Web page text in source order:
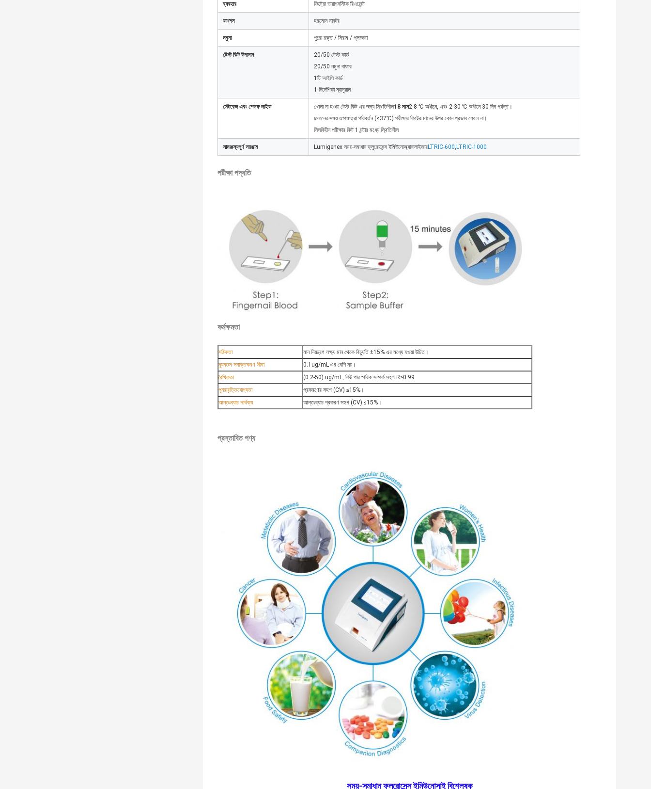
ব্যবহার ভিট্রো ডায়াগনস্টিক রিএজেন্ট
ফাংশন হরমোন মার্কার
নমুনা পুরো রক্ত ​​/ সিরাম / প্লাজমা
টেস্ট কিট উপাদান
20/50 টেস্ট কার্ড
20/50 নমুনা বাফার
1টি আইসি কার্ড
1 নির্দেশিকা ম্যানুয়াল
স্টোরেজ এবং শেলফ লাইফ খোলা না হওয়া টেস্ট কিট এর জন্য স্থিতিশীল18 মাস2-8 ℃ অধীনে, এবং 2-30 ℃ অধীনে 30 দিন পর্যন্ত।
চালানের সময় তাপমাত্রা পরিবর্তন (<37℃) পরীক্ষার কিটের মানের উপর কোন প্রভাব ফেলে না।
সিলবিহীন পরীক্ষার কিট 1 ঘন্টার মধ্যে স্থিতিশীল
সামঞ্জস্যপূর্ণ সরঞ্জাম Lumigenex সময়-সমাধান ফ্লুরোসেন্স ইমিউনোঅ্যানালাইজারLTRIC-600, LTRIC-1000
পরীক্ষা পদ্ধতি
কর্মক্ষমতা
সঠিকতা
মান নিয়ন্ত্রণ লক্ষ্য মান থেকে বিচ্যুতি ±15% এর মধ্যে হওয়া উচিত।
ন্যূনতম সনাক্তকরণ সীমা
0.1ug/mL এর বেশি নয়।
রৈখিকতা
(0.2-50) ug/mL, কিট পারস্পরিক সম্পর্ক সহগ R≥0.99
পুনরাবৃত্তিযোগ্যতা
প্রকরণের সহগ (CV) ≤15%।
আন্তঃব্যাচ পার্থক্য
আন্তঃব্যাচ প্রকরণ সহগ (CV) ≤15%।
প্রস্তাবিত পণ্য
সময়-সমাধান ফ্লুরোসেন্স ইমিউনোসাই বিশ্লেষক